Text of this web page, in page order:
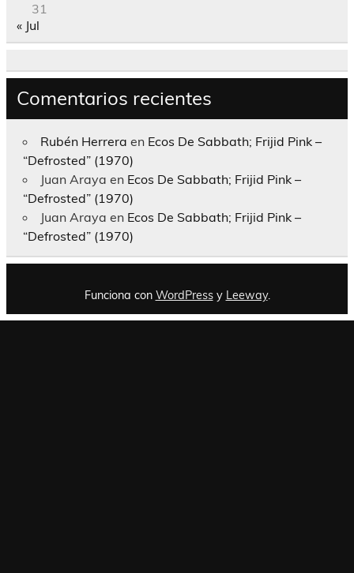
31
« Jul
Comentarios recientes
Rubén Herrera en Ecos De Sabbath; Frijid Pink –
“Defrosted” (1970)
Juan Araya en Ecos De Sabbath; Frijid Pink –
“Defrosted” (1970)
Juan Araya en Ecos De Sabbath; Frijid Pink –
“Defrosted” (1970)
Funciona con WordPressy Leeway.